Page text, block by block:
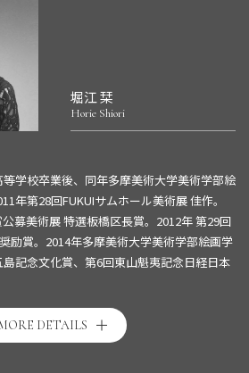
堀江 栞
Horie Shiori
学校卒業後、同年多摩美術大学美術学部絵
年第28回FUKUIサムホール美術展 佳作。
募美術展 特選板橋区長賞。2012年 第29回
励賞。2014年多摩美術大学美術学部絵画学
記念文化賞、第6回東山魁夷記念日経日本
Contemporaryおよび加島美術での個展
成果発表展）も開催。
DETAILS